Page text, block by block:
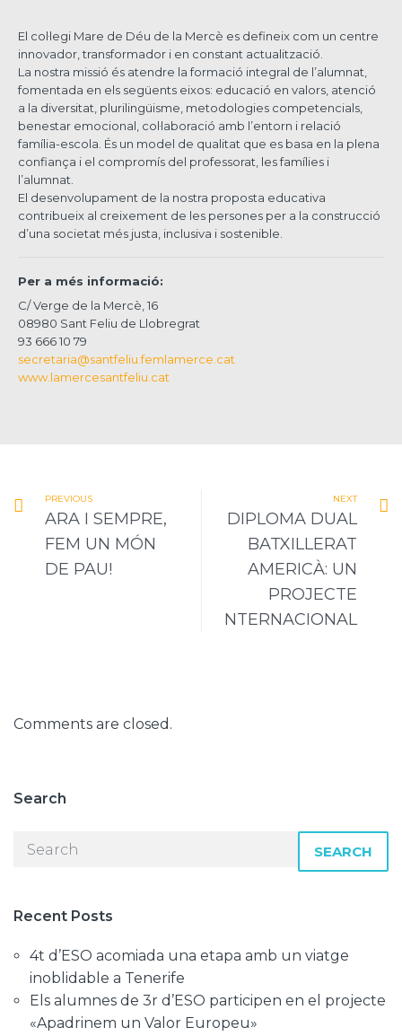
El col·legi Mare de Déu de la Mercè es defineix com un centre
innovador, transformador i en constant actualització.
La nostra missió és atendre la formació integral de l’alumnat,
fomentada en els següents eixos: educació en valors, atenció
a la diversitat, plurilingüisme, metodologies competencials,
benestar emocional, col·laboració amb l’entorn i relació
família-escola. És un model de qualitat que es basa en la plena
confiança i el compromís del professorat, les famílies i
l’alumnat.
El desenvolupament de la nostra proposta educativa
contribueix al creixement de les persones per a la construcció
d’una societat més justa, inclusiva i sostenible.
Per a més informació:
C/ Verge de la Mercè, 16
08980 Sant Feliu de Llobregrat
93 666 10 79
secretaria@santfeliu.femlamerce.cat
www.lamercesantfeliu.cat
PREVIOUS
ARA I SEMPRE,
FEM UN MÓN
DE PAU!
NEXT
DIPLOMA DUAL
BATXILLERAT
AMERICÀ: UN
PROJECTE
NTERNACIONAL
Comments are closed.
Search
SEARCH
Recent Posts
4t d’ESO acomiada una etapa amb un viatge
inoblidable a Tenerife
Els alumnes de 3r d’ESO participen en el projecte
«Apadrinem un Valor Europeu»